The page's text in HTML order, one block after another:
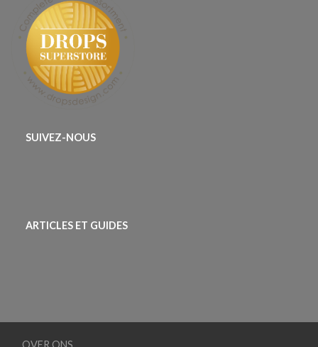
SUIVEZ-NOUS
ARTICLES ET GUIDES